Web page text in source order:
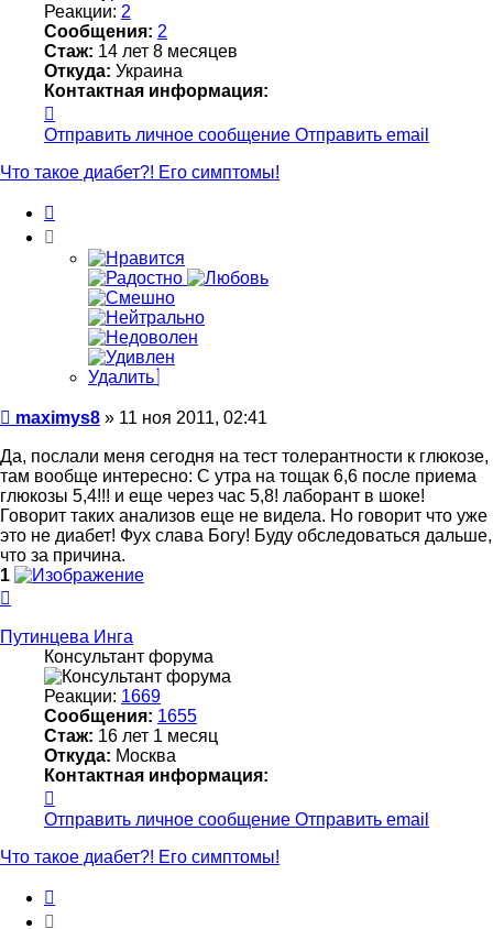
Реакции: 2
Сообщения: 2
Стаж: 14 лет 8 месяцев
Откуда: Украина
Контактная информация:
информация
пользователя
maximys8
Отправить личное сообщение Отправить email
Что такое диабет?! Его симптомы!
Удалить
Сообщение
maximys8 » 11 ноя 2011, 02:41
Да, послали меня сегодня на тест толерантности к глюкозе,
там вообще интересно: С утра на тощак 6,6 после приема
глюкозы 5,4!!! и еще через час 5,8! лаборант в шоке!
Говорит таких анализов еще не видела. Но говорит что уже
это не диабет! Фух слава Богу! Буду обследоваться дальше,
что за причина.
1
началу
Путинцева Инга
Консультант форума
Реакции: 1669
Сообщения: 1655
Стаж: 16 лет 1 месяц
Откуда: Москва
Контактная информация:
информация
пользователя
Путинцева
Отправить личное сообщение Отправить email
Что такое диабет?! Его симптомы!